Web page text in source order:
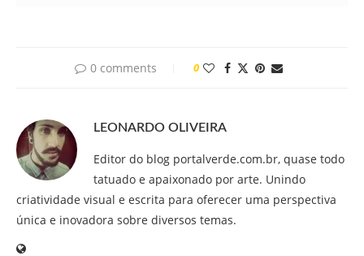
0 comments 0
LEONARDO OLIVEIRA
Editor do blog portalverde.com.br, quase todo
tatuado e apaixonado por arte. Unindo
criatividade visual e escrita para oferecer uma perspectiva
única e inovadora sobre diversos temas.